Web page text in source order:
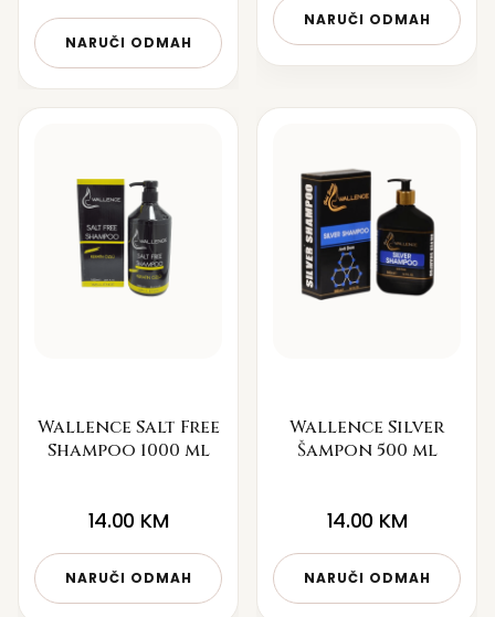
NARUČI ODMAH
NARUČI ODMAH
Wallence Salt Free
Shampoo 1000 ml
14.00 KM
NARUČI ODMAH
Wallence Silver
Šampon 500 ml
14.00 KM
NARUČI ODMAH